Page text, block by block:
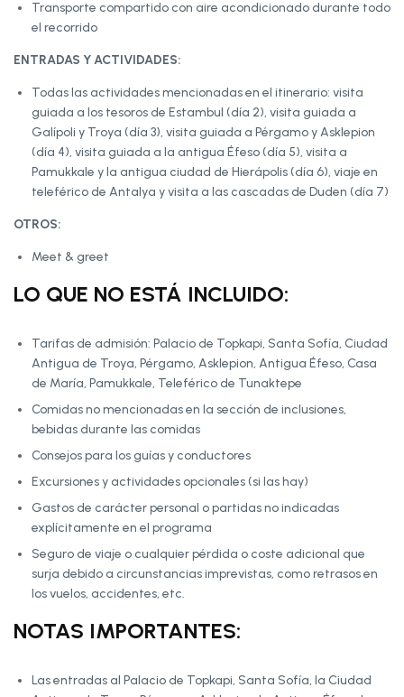
Transporte compartido con aire acondicionado durante todo
el recorrido
ENTRADAS Y ACTIVIDADES:
Todas las actividades mencionadas en el itinerario: visita
guiada a los tesoros de Estambul (día 2), visita guiada a
Galípoli y Troya (día 3), visita guiada a Pérgamo y Asklepion
(día 4), visita guiada a la antigua Éfeso (día 5), visita a
Pamukkale y la antigua ciudad de Hierápolis (día 6), viaje en
teleférico de Antalya y visita a las cascadas de Duden (día 7)
OTROS:
Meet & greet
LO QUE NO ESTÁ INCLUIDO:
Tarifas de admisión: Palacio de Topkapi, Santa Sofía, Ciudad
Antigua de Troya, Pérgamo, Asklepion, Antigua Éfeso, Casa
de María, Pamukkale, Teleférico de Tunaktepe
Comidas no mencionadas en la sección de inclusiones,
bebidas durante las comidas
Consejos para los guías y conductores
Excursiones y actividades opcionales (si las hay)
Gastos de carácter personal o partidas no indicadas
explícitamente en el programa
Seguro de viaje o cualquier pérdida o coste adicional que
surja debido a circunstancias imprevistas, como retrasos en
los vuelos, accidentes, etc.
NOTAS IMPORTANTES:
Las entradas al Palacio de Topkapi, Santa Sofía, la Ciudad